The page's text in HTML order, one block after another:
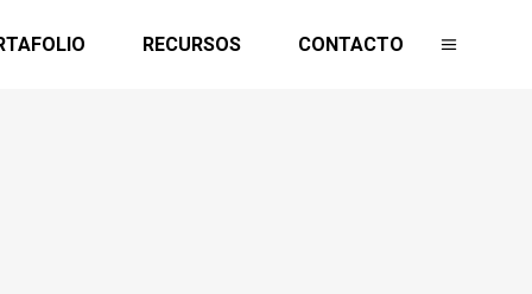
RECURSOS CONTACTO